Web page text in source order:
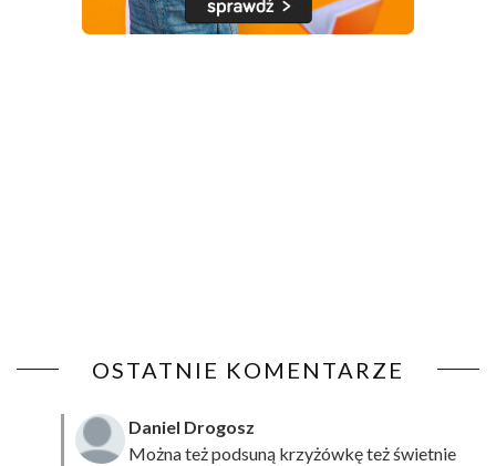
OSTATNIE KOMENTARZE
Daniel Drogosz
Można też podsuną krzyżówkęteż świetnie